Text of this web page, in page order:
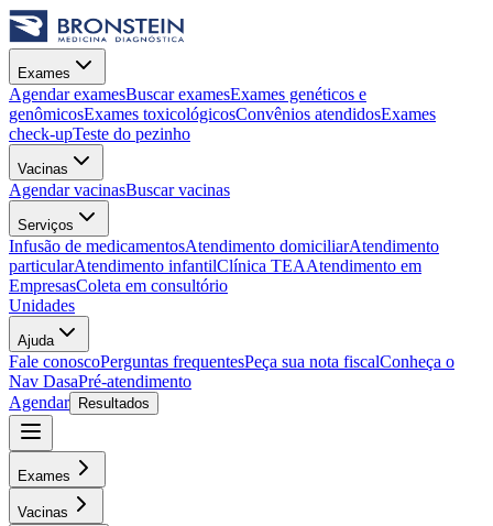
Exames
Agendar examesBuscar examesExames genéticos e
genômicosExames toxicológicosConvênios atendidosExames
check-upTeste do pezinho
Vacinas
Agendar vacinasBuscar vacinas
Serviços
Infusão de medicamentosAtendimento domiciliarAtendimento
particularAtendimento infantilClínica TEAAtendimento em
EmpresasColeta em consultório
Unidades
Ajuda
Fale conoscoPerguntas frequentesPeça sua nota fiscalConheça o
Nav DasaPré-atendimento
Agendar
Resultados
Exames
Vacinas